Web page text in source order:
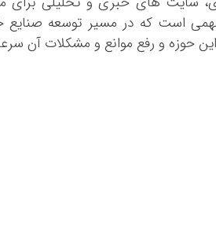
است که در مسیر توسعه
این حوزه و رفع موانع و مشکلات آن